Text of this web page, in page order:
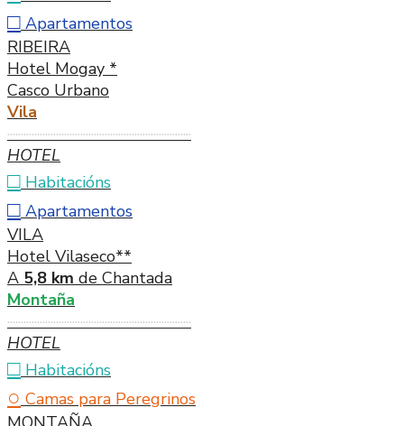
□ Apartamentos
RIBEIRA
Hotel Mogay *
Casco Urbano
Vila
····································································
HOTEL
□ Habitacións
□ Apartamentos
VILA
Hotel Vilaseco**
A 5,8 km de Chantada
Montaña
····································································
HOTEL
□ Habitacións
○ Camas para Peregrinos